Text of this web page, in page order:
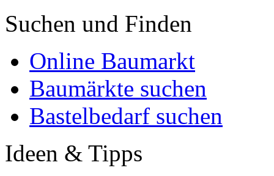
Suchen und Finden
Online Baumarkt
Baumärkte suchen
Bastelbedarf suchen
Ideen & Tipps